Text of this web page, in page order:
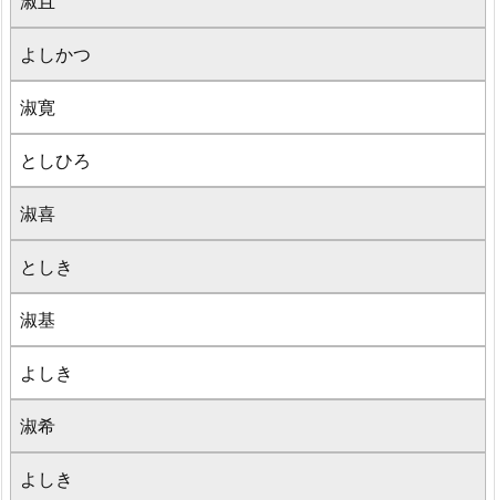
よしかつ
淑寛
としひろ
淑喜
としき
淑基
よしき
淑希
よしき